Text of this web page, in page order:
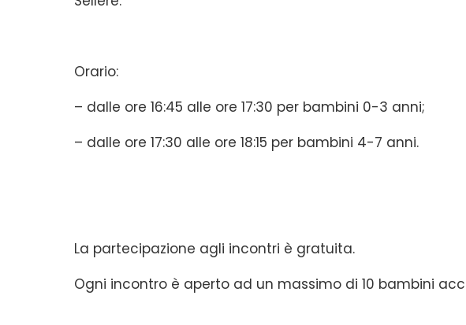
Orario:
– dalle ore 16:45 alle ore 17:30 per bambini 0-3 anni;
– dalle ore 17:30 alle ore 18:15 per bambini 4-7 anni.
La partecipazione agli incontri è gratuita.
Ogni incontro è aperto ad un massimo di 10 bambini